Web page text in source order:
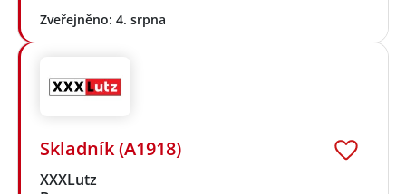
Zveřejněno: 4. srpna
Skladník (A1918)
XXXLutz